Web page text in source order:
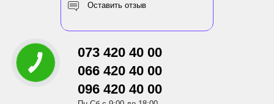
Оставить отзыв
073 420 40 00
066 420 40 00
096 420 40 00